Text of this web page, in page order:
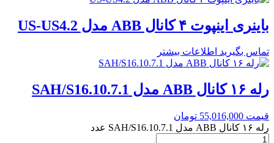
باینری اینپوت ۴ کانال ABB مدل US-US4.2
تماس بگیرید اطلاعات بیشتر
رله ۱۶ کانال ABB مدل SAH/S16.10.7.1
قیمت 55,016,000 تومان
رله ۱۶ کانال ABB مدل SAH/S16.10.7.1 عدد